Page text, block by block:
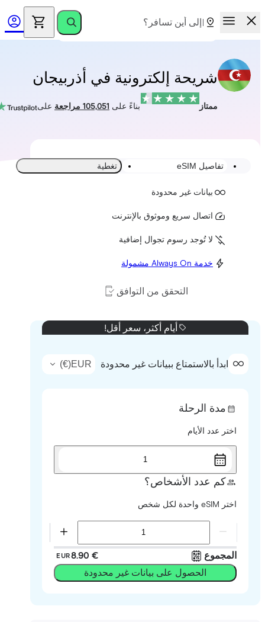
شريحة إلكترونية في أذربيجان
بناءً على105,051 مراجعة على
تفاصيل eSIM تغطية
بيانات غير محدودة
اتصال سريع وموثوق بالإنترنت
لا تُوجد رسوم تجوال إضافية
خدمة Always On مشمولة
التحقق من التوافق
أيام أكثر، سعر أقل!
ابدأ بالاستمتاع ببيانات غير محدودة EUR
€
)
مدة الرحلة
اختر عدد الأيام
كم عدد الأشخاص؟
المجموع EUR
الحصول على بيانات غير محدودة